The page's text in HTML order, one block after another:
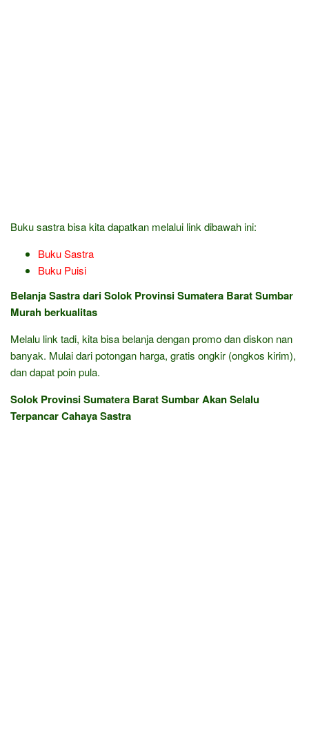
Buku sastra bisa kita dapatkan melalui link dibawah ini:
Buku Sastra
Buku Puisi
Belanja Sastra dari Solok Provinsi Sumatera Barat Sumbar
Murah berkualitas
Melalu link tadi, kita bisa belanja dengan promo dan diskon nan
banyak. Mulai dari potongan harga, gratis ongkir (ongkos kirim),
dan dapat poin pula.
Solok Provinsi Sumatera Barat Sumbar Akan Selalu
Terpancar Cahaya Sastra